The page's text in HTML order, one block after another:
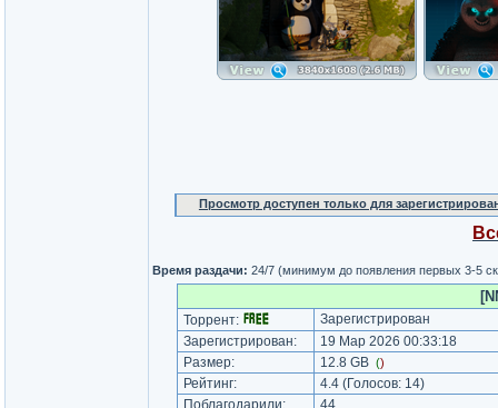
Просмотр доступен только для
Время раздачи: 24/7 (минимум до появления первых 3-5
Торрент:
Зарегистрирован
Зарегистрирован:
19 Мар 2026 00:33:18
Размер:
12.8 GB ()
Рейтинг: 4.4(Голосов: 14)
Поблагодарили:
44